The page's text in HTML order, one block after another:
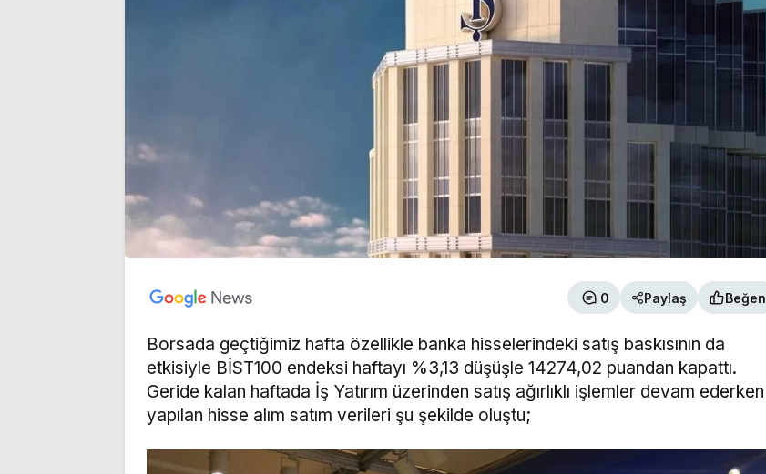
0 Paylaş Beğen
Borsada geçtiğimiz hafta özellikle banka hisselerindeki satış baskısının da
etkisiyle BİST100 endeksi haftayı %3,13 düşüşle 14274,02 puandan kapattı.
Geride kalan haftada İş Yatırım üzerinden satış ağırlıklı işlemler devam ederken
yapılan hisse alım satım verileri şu şekilde oluştu;